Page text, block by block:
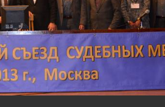
и пути совершенствования